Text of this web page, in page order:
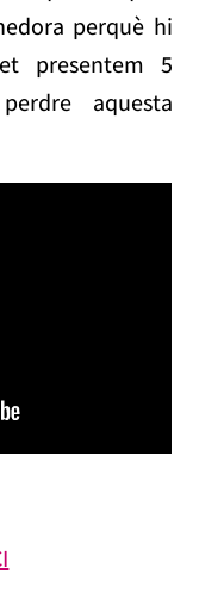
perquè hi
presentem 5
aquesta